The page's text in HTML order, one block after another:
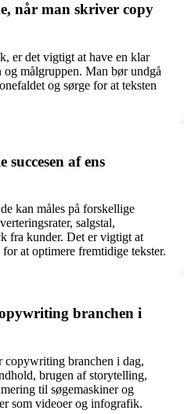
når man skriver copy
er det vigtigt at have en klar
målgruppen. Man bør undgå
og sørge for at teksten
af ens
kan måles på forskellige
salgstal,
fra kunder. Det er vigtigt at
at optimere fremtidige tekster.
branchen i
copywriting branchen i dag,
brugen af storytelling,
til søgemaskiner og
som videoer og infografik.